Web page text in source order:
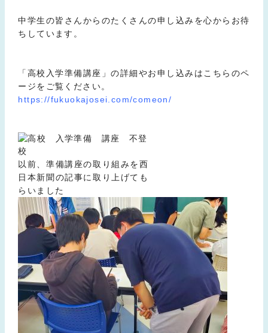
中学生の皆さんからのたくさんの申し込みを心からお待
ちしています。
「高校入学準備講座」の詳細やお申し込みはこちらのペ
ージをご覧ください。
https://fukuokajosei.com/comeon/
以前、準備講座の取り組みを西
日本新聞の記事に取り上げても
らいました